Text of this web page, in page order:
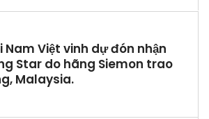
Nam Việt vinh dự đón nhận
Star do hãng Siemon trao
Malaysia.